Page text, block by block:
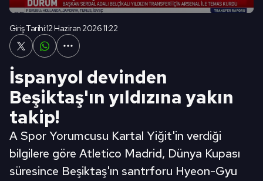
Giriş Tarihi:12 Haziran 2026 11:22
İspanyol devinden
Beşiktaş'ın yıldızına yakın
takip!
A Spor Yorumcusu Kartal Yiğit'in verdiği
bilgilere göre Atletico Madrid, Dünya Kupası
süresince Beşiktaş'ın santrforu Hyeon-Gyu